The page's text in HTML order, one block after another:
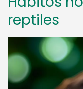
reptiles